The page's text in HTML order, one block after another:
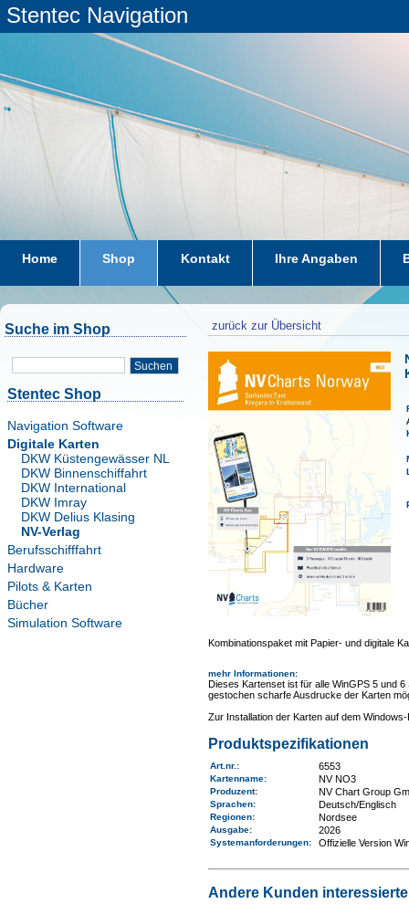
Stentec Navigation
Home Shop Kontakt Ihre Angaben
Suche im Shop
Suchen
Stentec Shop
Navigation Software
Digitale Karten
DKW Küstengewässer NL
DKW Binnenschiffahrt
DKW International
DKW Imray
DKW Delius Klasing
NV-Verlag
Berufsschifffahrt
Hardware
Pilots & Karten
Bücher
Simulation Software
zurück zur Übersicht
Kombinationspaket mit Papier- und digitale
mehr Informationen:
Dieses Kartenset ist für alle WinGPS 5 und
gestochen scharfe Ausdrucke der Karten
Zur Installation der Karten auf dem
Produktspezifikationen
Art.nr. : 6553
Kartenname: NV NO3
Produzent: NV Chart Group
Sprachen: Deutsch/Englisch
Regionen: Nordsee
Ausgabe: 2026
Systemanforderungen: Offizielle Version
Andere Kunden